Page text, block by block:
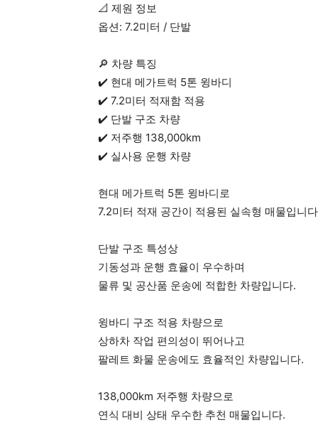
📐 제원 정보
옵션: 7.2미터 / 단발
🔎 차량 특징
✔️ 현대 메가트럭 5톤 윙바디
✔️ 7.2미터 적재함 적용
✔️ 단발 구조 차량
✔️ 저주행 138,000km
✔️ 실사용 운행 차량
현대 메가트럭 5톤 윙바디로
7.2미터 적재 공간이 적용된 실속형 매물입니
단발 구조 특성상
기동성과 운행 효율이 우수하며
물류 및 공산품 운송에 적합한 차량입니다.
윙바디 구조 적용 차량으로
상하차 작업 편의성이 뛰어나고
팔레트 화물 운송에도 효율적인 차량입니다.
138,000km 저주행 차량으로
연식 대비 상태 우수한 추천 매물입니다.